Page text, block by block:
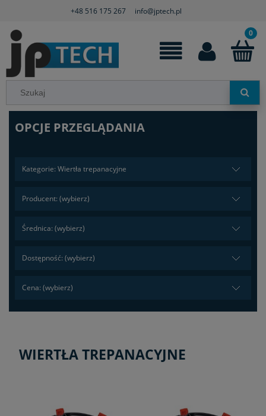
+48 516 175 267 info@jptech.pl
OPCJE PRZEGLĄDANIA
Kategorie: Wiertła trepanacyjne
Producent: (wybierz)
Średnica: (wybierz)
Dostępność: (wybierz)
Cena: (wybierz)
WIERTŁA TREPANACYJNE